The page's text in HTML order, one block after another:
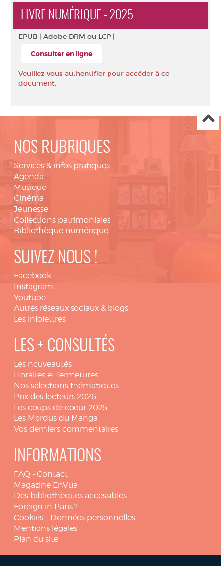
LIVRE NUMÉRIQUE - 2025
EPUB | Adobe DRM ou LCP |
Consulter en ligne
Veuillez vous authentifier pour accéder à ce
document.
NOS RUBRIQUES
Services & infos pratiques
Agenda
Musique
Cinéma
Jeunesse
Collections patrimoniales
Bibliothèque numérique
SUIVEZ NOUS !
Facebook
Instagram
Youtube
Autres réseaux sociaux & blogs
Les infolettres
LES + CONSULTÉS
Les nouveautés
Horaires et fermetures
Nos sélections thématiques
Prix des lecteurs 2026
Les coups de coeur 2025
Les Mordus du Manga
Vos derniers commentaires
INFORMATIONS
FAQ - Contact
Magazine EnVue
Des bibliothèques accessibles
Foreign in Paris ?
Cookies - Données personnelles
Mentions légales
Plan du site